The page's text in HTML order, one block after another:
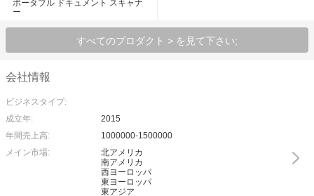
ー
すべてのプロダクト > を見て下さい;
会社情報
ビジネスタイプ:
成立年:
2015
年間売上高:
1000000-1500000
メイン市場:
北アメリカ
南アメリカ
西ヨーロッパ
東ヨーロッパ
東アジア